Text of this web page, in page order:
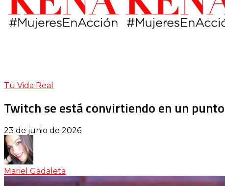
Tu Vida Real
Twitch se está convirtiendo en un
23 de junio de 2026
Mariel Gadaleta